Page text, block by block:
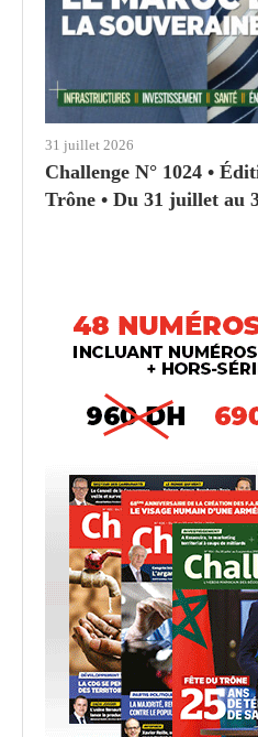
31 juillet 2026
Challenge N° 1024 •
Trône • Du 31 juillet au